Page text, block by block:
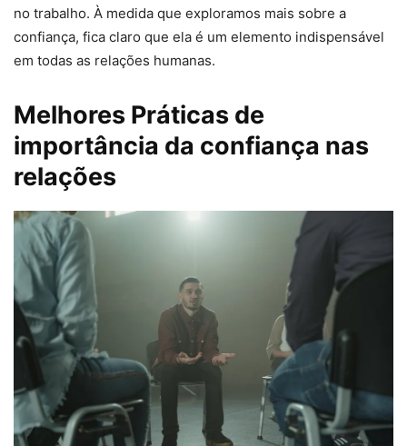
no trabalho. À medida que exploramos mais sobre a
confiança, fica claro que ela é um elemento indispensável
em todas as relações humanas.
Melhores Práticas de
importância da confiança nas
relações